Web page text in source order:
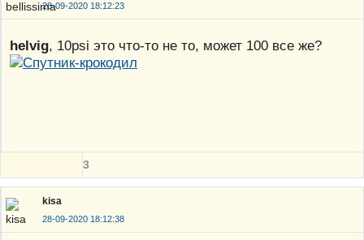
28-09-2020 18:12:23
helvig, 10psi это что-то не то, может 100 все же?
3
kisa
28-09-2020 18:12:38